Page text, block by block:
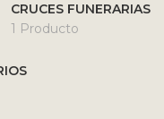
CRUCES FUNERARIAS
1 Producto